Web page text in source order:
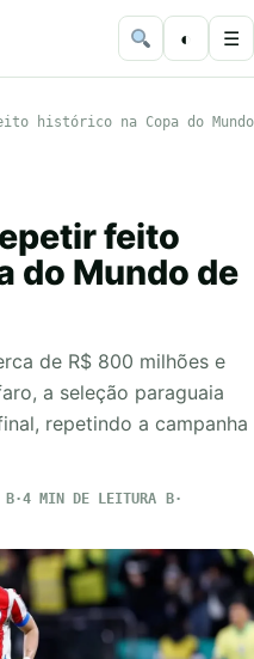
◐ ☰
histórico na Copa do Mundo
feito
do Mundo de
de R$ 800 milhões e
a seleção paraguaia
repetindo a campanha
4 MIN DE LEITURA